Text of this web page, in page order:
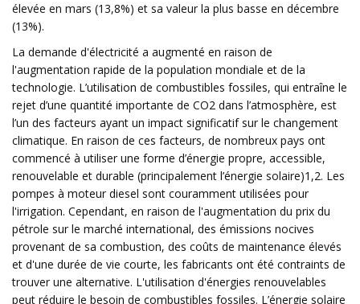
élevée en mars (13,8%) et sa valeur la plus basse en décembre
(13%).
La demande d'électricité a augmenté en raison de
l'augmentation rapide de la population mondiale et de la
technologie. L’utilisation de combustibles fossiles, qui entraîne le
rejet d’une quantité importante de CO2 dans l’atmosphère, est
l’un des facteurs ayant un impact significatif sur le changement
climatique. En raison de ces facteurs, de nombreux pays ont
commencé à utiliser une forme d’énergie propre, accessible,
renouvelable et durable (principalement l’énergie solaire)1,2. Les
pompes à moteur diesel sont couramment utilisées pour
l'irrigation. Cependant, en raison de l'augmentation du prix du
pétrole sur le marché international, des émissions nocives
provenant de sa combustion, des coûts de maintenance élevés
et d'une durée de vie courte, les fabricants ont été contraints de
trouver une alternative. L'utilisation d'énergies renouvelables
peut réduire le besoin de combustibles fossiles. L’énergie solaire